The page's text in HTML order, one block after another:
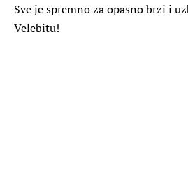
Sve je spremno za opasno brzi i
Velebitu!